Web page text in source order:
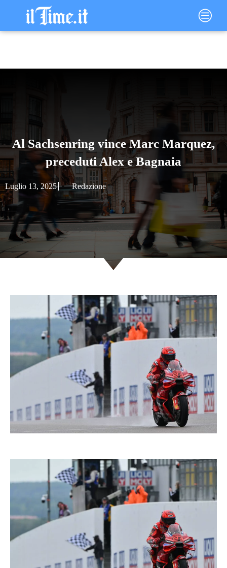
contenuto
Main
Menu
Al Sachsenring vince Marc Marquez,
preceduti Alex e Bagnaia
Luglio 13, 2025 Redazione